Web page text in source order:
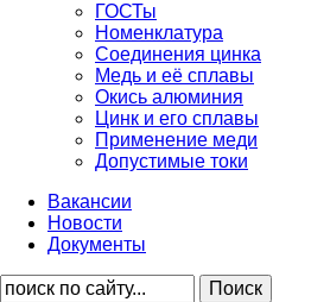
ГОСТы
Номенклатура
Соединения цинка
Медь и её сплавы
Окись алюминия
Цинк и его сплавы
Применение меди
Допустимые токи
Вакансии
Новости
Документы